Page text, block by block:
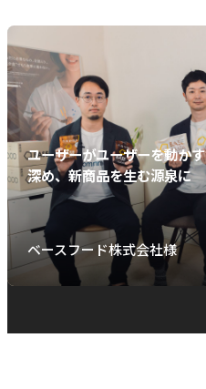
ユーザーがユーザーを動か
深め、新商品を生む源泉に
ベースフード株式会社様